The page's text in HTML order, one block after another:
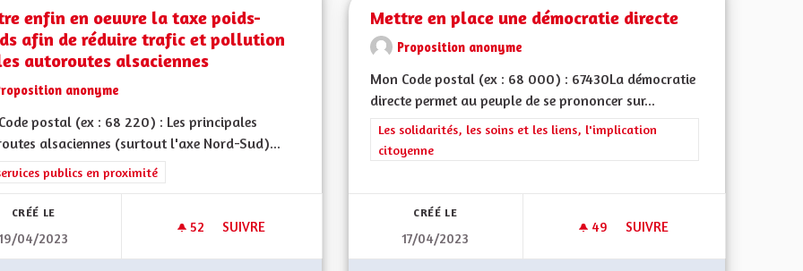
enfin en oeuvre la taxe poids-
afin de réduire trafic et pollution
autoroutes alsaciennes
anonyme
postal (ex : 68 220) : Les principales
alsaciennes (surtout l'axe Nord-Sud)...
les résultats de la catégorie : Les services publics en proximité
publics en proximité
CRÉÉ LE
04/2023
52 52 ABONNÉS
SUIVRE
METTRE ENFIN EN OEUVRE LA TAXE POIDS-LOURDS AFIN DE RÉDUIRE TRAFIC ET POLLUTION SUR
Mettre en place une démocratie directe
Proposition anonyme
Mon Code postal (ex : 68 000) : 67430La démocratie
directe permet au peuple de se prononcer sur...
Filtrer les résultats de la catégorie : Les solidarités, les soins et les liens,
Les solidarités, les soins et les liens, l'implication
citoyenne
CRÉÉ LE
17/04/2023
49 49 ABONNÉS
SUIVRE